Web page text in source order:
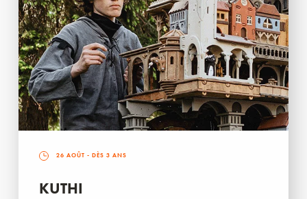
26 AOÛT - DÈS 3 ANS
KUTHI